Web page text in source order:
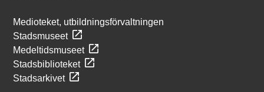
Medioteket, utbildningsförvaltningen
Stadsmuseet
Medeltidsmuseet
Stadsbiblioteket
Stadsarkivet